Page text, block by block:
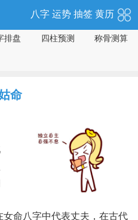
八字 运势 抽签 黄历
排盘 四柱预测 称骨测算
命
女命八字中代表丈夫，在古代